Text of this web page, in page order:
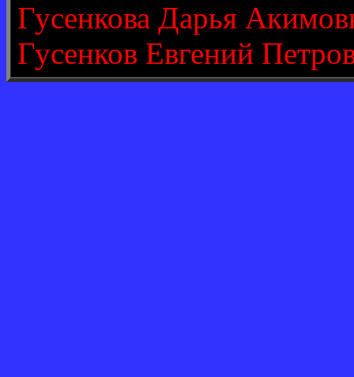
Гусенкова Дарья
Гусенков Евгений